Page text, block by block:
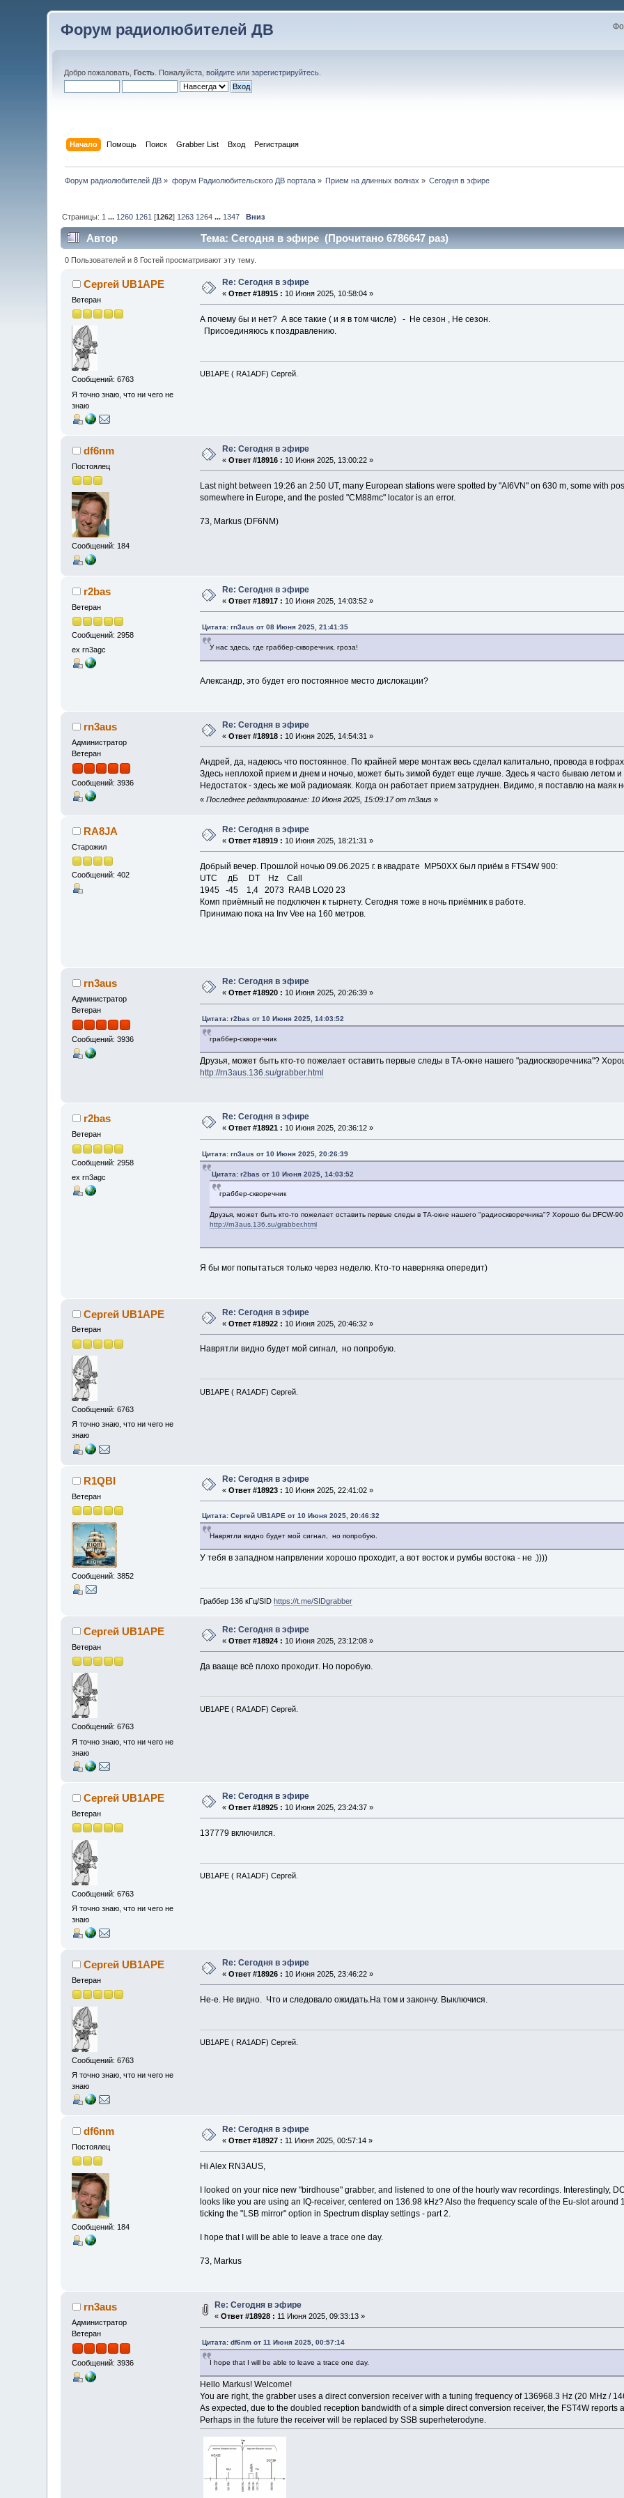
Форум радиолюбителей ДВ
Добро пожаловать,Гость . Пожалуйста,войдите илизарегистрируйтесь
Начало Помощь Поиск Grabber List Вход Регистрация
Форум радиолюбителей ДВ » форум Радиолюбительского ДВ портала» Прием на длинных волнах » Сегодня в эфире
Страницы: 1 ... 1260 1261 [1262] 1263 1264 ... 1347 Вниз
Автор Тема: Сегодня в эфире (Прочитано 6786647 раз)
0 Пользователей и 8 Гостей просматривают эту тему.
Сергей UB1APE
Ветеран
Сообщений: 6763
Я точно знаю, что ни чего не
знаю
Re: Сегодня в эфире
«Ответ #18915 : 10 Июня 2025, 10:58:04 »
А почему бы и нет? А все такие ( и я в том числе) - Не сезон , Не сезон.
Присоединяюсь к поздравлению.
UB1APE ( RA1ADF) Сергей.
df6nm
Постоялец
Сообщений: 184
Re: Сегодня в эфире
«Ответ #18916 : 10 Июня 2025, 13:00:22 »
Last night between 19:26 an 2:50 UT, many European stations were spotted by "AI6VN" on 630 m, some with
somewhere in Europe, and the posted "CM88mc" locator is an error.
73, Markus (DF6NM)
r2bas
Ветеран
Сообщений: 2958
ex rn3agc
Re: Сегодня в эфире
«Ответ #18917 : 10 Июня 2025, 14:03:52 »
Цитата: rn3aus от 08 Июня 2025, 21:41:35
У нас здесь, где граббер-скворечник, гроза!
Александр, это будет его постоянное место дислокации?
rn3aus
Администратор
Ветеран
Сообщений: 3936
Re: Сегодня в эфире
«Ответ #18918 : 10 Июня 2025, 14:54:31 »
Андрей, да, надеюсь что постоянное. По крайней мере монтаж весь сделал капитально, провода в
Здесь неплохой прием и днем и ночью, может быть зимой будет еще лучше. Здесь я часто бываю летом и
Недостаток - здесь же мой радиомаяк. Когда он работает прием затруднен. Видимо, я поставлю на маяк
« Последнее редактирование: 10 Июня 2025, 15:09:17 от rn3aus»
RA8JA
Старожил
Сообщений: 402
Re: Сегодня в эфире
«Ответ #18919 : 10 Июня 2025, 18:21:31 »
Добрый вечер. Прошлой ночью 09.06.2025 г. в квадрате MP50XX был приём в FTS4W 900:
UTC дБ DT Hz Call
1945 -45 1,4 2073 RA4B LO20 23
Комп приёмный не подключен к тырнету. Сегодня тоже в ночь приёмник в работе.
Принимаю пока на Inv Vee на 160 метров.
rn3aus
Администратор
Ветеран
Сообщений: 3936
Re: Сегодня в эфире
«Ответ #18920 : 10 Июня 2025, 20:26:39 »
Цитата: r2bas от 10 Июня 2025, 14:03:52
граббер-скворечник
Друзья, может быть кто-то пожелает оставить первые следы в ТА-окне нашего "радиоскворечника"?
http://rn3aus.136.su/grabber.html
r2bas
Ветеран
Сообщений: 2958
ex rn3agc
Re: Сегодня в эфире
«Ответ #18921 : 10 Июня 2025, 20:36:12 »
Цитата: rn3aus от 10 Июня 2025, 20:26:39
Цитата: r2bas от 10 Июня 2025, 14:03:52
граббер-скворечник
Друзья, может быть кто-то пожелает оставить первые следы в ТА-окне нашего "радиоскворечника"? Хорошо бы DFCW-
http://rn3aus.136.su/grabber.html
Я бы мог попытаться только через неделю. Кто-то наверняка опередит)
Сергей UB1APE
Ветеран
Сообщений: 6763
Я точно знаю, что ни чего не
знаю
Re: Сегодня в эфире
«Ответ #18922 : 10 Июня 2025, 20:46:32 »
Наврятли видно будет мой сигнал, но попробую.
UB1APE ( RA1ADF) Сергей.
R1QBI
Ветеран
Сообщений: 3852
Re: Сегодня в эфире
«Ответ #18923 : 10 Июня 2025, 22:41:02 »
Цитата: Сергей UB1APE от 10 Июня 2025, 20:46:32
Наврятли видно будет мой сигнал, но попробую.
У тебя в западном напрвлении хорошо проходит, а вот восток и румбы востока - не .))))
Граббер 136 кГц/SID https://t.me/SIDgrabber
Сергей UB1APE
Ветеран
Сообщений: 6763
Я точно знаю, что ни чего не
знаю
Re: Сегодня в эфире
«Ответ #18924 : 10 Июня 2025, 23:12:08 »
Да вааще всё плохо проходит. Но поробую.
UB1APE ( RA1ADF) Сергей.
Сергей UB1APE
Ветеран
Сообщений: 6763
Я точно знаю, что ни чего не
знаю
Re: Сегодня в эфире
«Ответ #18925 : 10 Июня 2025, 23:24:37 »
137779 включился.
UB1APE ( RA1ADF) Сергей.
Сергей UB1APE
Ветеран
Сообщений: 6763
Я точно знаю, что ни чего не
знаю
Re: Сегодня в эфире
«Ответ #18926 : 10 Июня 2025, 23:46:22 »
Не-е. Не видно. Что и следовало ожидать.На том и закончу. Выключися.
UB1APE ( RA1ADF) Сергей.
df6nm
Постоялец
Сообщений: 184
Re: Сегодня в эфире
«Ответ #18927 : 11 Июня 2025, 00:57:14 »
Hi Alex RN3AUS,
I looked on your nice new "birdhouse" grabber, and listened to one of the hourly wav recordings. Interestingly,
looks like you are using an IQ-receiver, centered on 136.98 kHz? Also the frequency scale of the Eu-slot
ticking the "LSB mirror" option in Spectrum display settings - part 2.
I hope that I will be able to leave a trace one day.
73, Markus
rn3aus
Администратор
Ветеран
Сообщений: 3936
Re: Сегодня в эфире
«Ответ #18928 : 11 Июня 2025, 09:33:13 »
Цитата: df6nm от 11 Июня 2025, 00:57:14
I hope that I will be able to leave a trace one day.
Hello Markus! Welcome!
You are right, the grabber uses a direct conversion receiver with a tuning frequency of 136968.3 Hz (20 MHz /
As expected, due to the doubled reception bandwidth of a simple direct conversion receiver, the FST4W reports
Perhaps in the future the receiver will be replaced by SSB superheterodyne.